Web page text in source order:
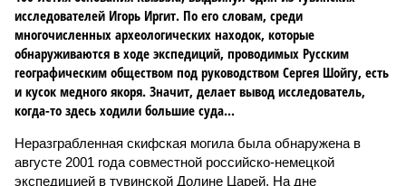
исследователей Игорь Иргит. По его словам, среди
многочисленных археологических находок, которые
обнаруживаются в ходе экспедиций, проводимых Русским
географическим обществом под руководством Сергея Шойгу, есть
и кусок медного якоря. Значит, делает вывод исследователь,
когда-то здесь ходили большие суда...
Неразграбленная скифская могила была обнаружена в
августе 2001 года совместной российско-немецкой
экспедицией в тувинской Долине Царей. На дне